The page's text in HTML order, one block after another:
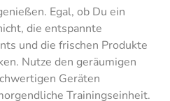
Egal, ob Du ein
die entspannte
und die frischen Produkte
Nutze den geräumigen
Geräten
Trainingseinheit.